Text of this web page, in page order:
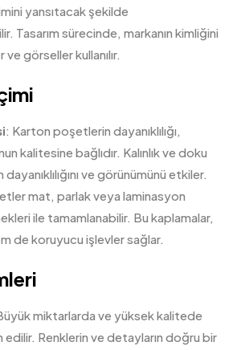
yansıtacak şekilde
Tasarım sürecinde, markanın kimliğini
ve görseller kullanılır.
: Karton poşetlerin dayanıklılığı,
kalitesine bağlıdır. Kalınlık ve doku
ve görünümünü etkiler.
mat, parlak veya laminasyon
ile tamamlanabilir. Bu kaplamalar,
de koruyucu işlevler sağlar.
miktarlarda ve yüksek kalitede
edilir. Renklerin ve detayların doğru bir